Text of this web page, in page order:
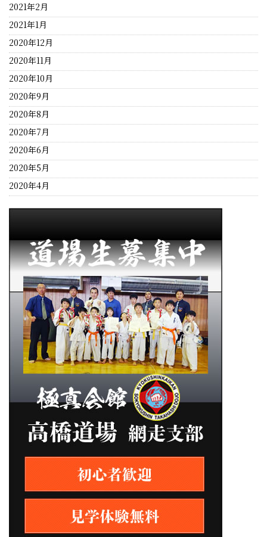
2021年2月
2021年1月
2020年12月
2020年11月
2020年10月
2020年9月
2020年8月
2020年7月
2020年6月
2020年5月
2020年4月